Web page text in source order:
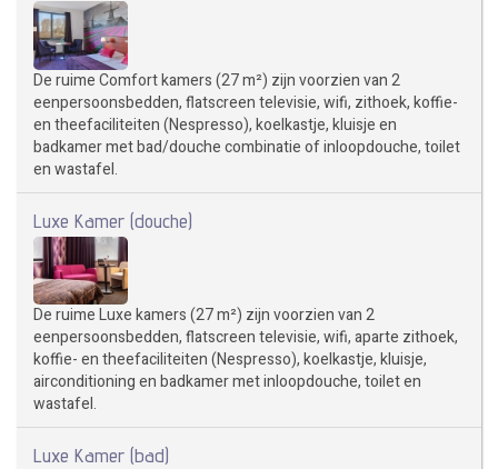
De ruime Comfort kamers (27 m²) zijn voorzien van 2
eenpersoonsbedden, flatscreen televisie, wifi, zithoek, koffie-
en theefaciliteiten (Nespresso), koelkastje, kluisje en
badkamer met bad/douche combinatie of inloopdouche, toilet
en wastafel.
Luxe Kamer (douche)
De ruime Luxe kamers (27 m²) zijn voorzien van 2
eenpersoonsbedden, flatscreen televisie, wifi, aparte zithoek,
koffie- en theefaciliteiten (Nespresso), koelkastje, kluisje,
airconditioning en badkamer met inloopdouche, toilet en
wastafel.
Luxe Kamer (bad)